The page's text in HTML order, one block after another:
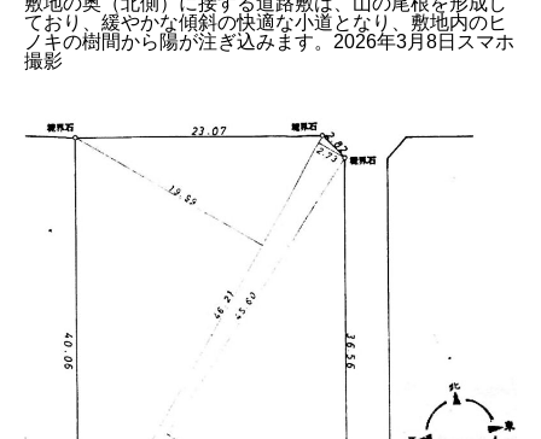
ており、緩やかな傾斜の快適な小道となり、敷地内のヒ
ノキの樹間から陽が注ぎ込みます。2026年3月8日スマホ
撮影